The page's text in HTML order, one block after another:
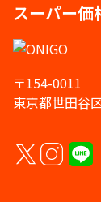
スーパー価
〒154-0011
東京都世田谷